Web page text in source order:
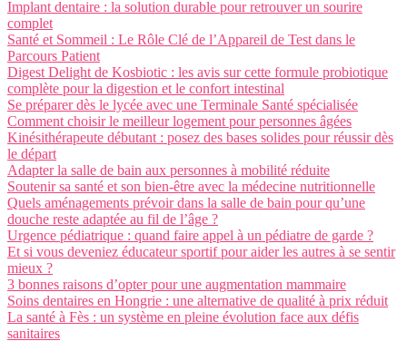
Implant dentaire : la solution durable pour retrouver un sourire
complet
Santé et Sommeil : Le Rôle Clé de l’Appareil de Test dans le
Parcours Patient
Digest Delight de Kosbiotic : les avis sur cette formule probiotique
complète pour la digestion et le confort intestinal
Se préparer dès le lycée avec une Terminale Santé spécialisée
Comment choisir le meilleur logement pour personnes âgées
Kinésithérapeute débutant : posez des bases solides pour réussir dès
le départ
Adapter la salle de bain aux personnes à mobilité réduite
Soutenir sa santé et son bien-être avec la médecine nutritionnelle
Quels aménagements prévoir dans la salle de bain pour qu’une
douche reste adaptée au fil de l’âge ?
Urgence pédiatrique : quand faire appel à un pédiatre de garde ?
Et si vous deveniez éducateur sportif pour aider les autres à se sentir
mieux ?
3 bonnes raisons d’opter pour une augmentation mammaire
Soins dentaires en Hongrie : une alternative de qualité à prix réduit
La santé à Fès : un système en pleine évolution face aux défis
sanitaires